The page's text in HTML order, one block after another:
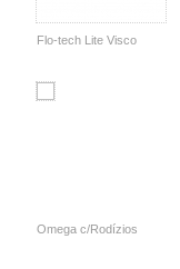
Flo-tech Lite Visco
Omega c/Rodízios